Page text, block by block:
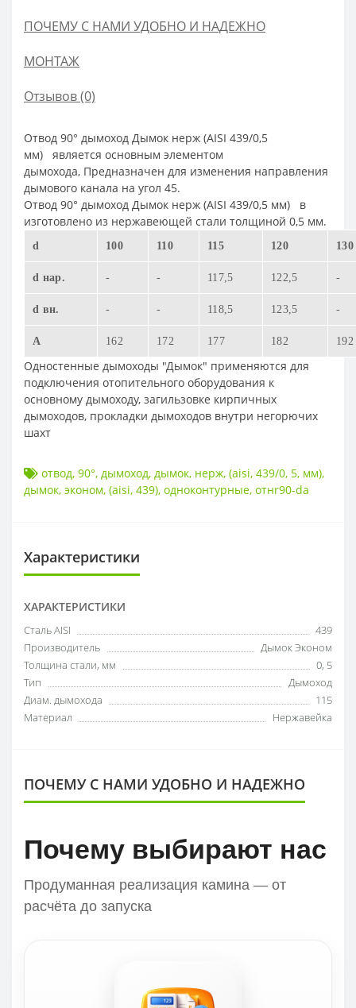
ПОЧЕМУ С НАМИ УДОБНО И НАДЕЖНО
МОНТАЖ
Отзывов (0)
Отвод 90° дымоход Дымок нерж (AISI 439/0,5
мм)
является основным элементом
дымохода, Предназначен для изменения направления
дымового канала на угол 45.
Отвод 90° дымоход Дымок нерж (AISI 439/0,5 мм)
в
изготовлено из нержавеющей стали толщиной 0,5 мм.
d 100 110 115 120 130
d нар. - - 117,5 122,5 -
d вн. - - 118,5 123,5 -
A 162 172 177 182 192
Одностенные дымоходы "Дымок" применяются для
подключения отопительного оборудования к
основному дымоходу, загильзовке кирпичных
дымоходов, прокладки дымоходов внутри негорючих
шахт
отвод, 90°, дымоход, дымок, нерж, (aisi, 439/0, 5, мм),
дымок, эконом, (aisi, 439), одноконтурные, отнr90-da
Характеристики
ХАРАКТЕРИСТИКИ
Сталь AISI
439
Производитель
Дымок Эконом
Толщина стали, мм
0, 5
Тип
Дымоход
Диам. дымохода
115
Материал
Нержавейка
ПОЧЕМУ С НАМИ УДОБНО И НАДЕЖНО
Почему выбирают нас
Продуманная реализация камина — от
расчёта до запуска